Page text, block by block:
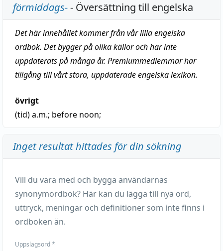
förmiddags-- Översättning till engelska
Det här innehållet kommer från vår lilla engelska
ordbok. Det bygger på olika källor och har inte
uppdaterats på många år. Premiummedlemmar har
tillgång till vårt stora, uppdaterade engelska lexikon.
övrigt
(tid)a.m.; before noon;
Inget resultat hittades för din sökning
Vill du vara med och bygga användarnas
synonymordbok? Här kan du lägga till nya ord,
uttryck, meningar och definitioner som inte finns i
ordboken än.
Uppslagsord*